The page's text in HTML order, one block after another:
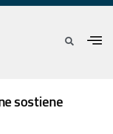
sostiene